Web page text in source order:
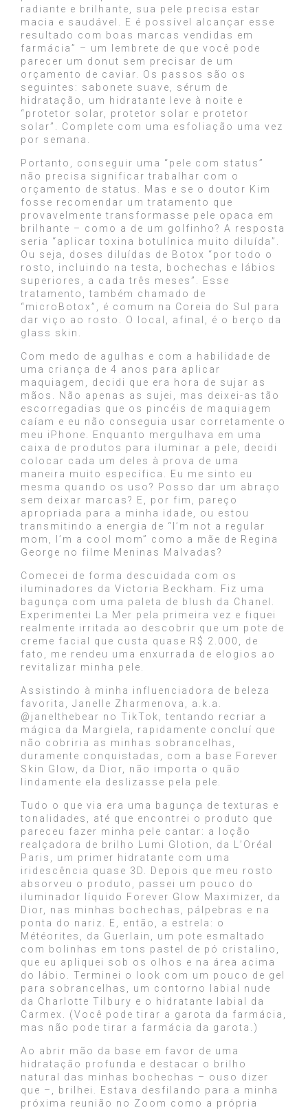
radiante e brilhante, sua pele precisa estar
macia e saudável. E é possível alcançar esse
resultado com boas marcas vendidas em
farmácia” – um lembrete de que você pode
parecer um donut sem precisar de um
orçamento de caviar. Os passos são os
seguintes: sabonete suave, sérum de
hidratação, um hidratante leve à noite e
“protetor solar, protetor solar e protetor
solar”. Complete com uma esfoliação uma vez
por semana.
Portanto, conseguir uma “pele com status”
não precisa significar trabalhar com o
orçamento de status. Mas e se o doutor Kim
fosse recomendar um tratamento que
provavelmente transformasse pele opaca em
brilhante – como a de um golfinho? A resposta
seria “aplicar toxina botulínica muito diluída”.
Ou seja, doses diluídas de Botox “por todo o
rosto, incluindo na testa, bochechas e lábios
superiores, a cada três meses”. Esse
tratamento, também chamado de
“microBotox”, é comum na Coreia do Sul para
dar viço ao rosto. O local, afinal, é o berço da
glass skin.
Com medo de agulhas e com a habilidade de
uma criança de 4 anos para aplicar
maquiagem, decidi que era hora de sujar as
mãos. Não apenas as sujei, mas deixei-as tão
escorregadias que os pincéis de maquiagem
caíam e eu não conseguia usar corretamente o
meu iPhone. Enquanto mergulhava em uma
caixa de produtos para iluminar a pele, decidi
colocar cada um deles à prova de uma
maneira muito específica. Eu me sinto eu
mesma quando os uso? Posso dar um abraço
sem deixar marcas? E, por fim, pareço
apropriada para a minha idade, ou estou
transmitindo a energia de “I’m not a regular
mom, I’m a cool mom” como a mãe de Regina
George no filme Meninas Malvadas?
Comecei de forma descuidada com os
iluminadores da Victoria Beckham. Fiz uma
bagunça com uma paleta de blush da Chanel.
Experimentei La Mer pela primeira vez e fiquei
realmente irritada ao descobrir que um pote de
creme facial que custa quase R$ 2.000, de
fato, me rendeu uma enxurrada de elogios ao
revitalizar minha pele.
Assistindo à minha influenciadora de beleza
favorita, Janelle Zharmenova, a.k.a.
@janelthebear no TikTok, tentando recriar a
mágica da Margiela, rapidamente concluí que
não cobriria as minhas sobrancelhas,
duramente conquistadas, com a base Forever
Skin Glow, da Dior, não importa o quão
lindamente ela deslizasse pela pele.
Tudo o que via era uma bagunça de texturas e
tonalidades, até que encontrei o produto que
pareceu fazer minha pele cantar: a loção
realçadora de brilho Lumi Glotion, da L’Oréal
Paris, um primer hidratante com uma
iridescência quase 3D. Depois que meu rosto
absorveu o produto, passei um pouco do
iluminador líquido Forever Glow Maximizer, da
Dior, nas minhas bochechas, pálpebras e na
ponta do nariz. E, então, a estrela: o
Météorites, da Guerlain, um pote esmaltado
com bolinhas em tons pastel de pó cristalino,
que eu apliquei sob os olhos e na área acima
do lábio. Terminei o look com um pouco de gel
para sobrancelhas, um contorno labial nude
da Charlotte Tilbury e o hidratante labial da
Carmex. (Você pode tirar a garota da farmácia,
mas não pode tirar a farmácia da garota.)
Ao abrir mão da base em favor de uma
hidratação profunda e destacar o brilho
natural das minhas bochechas – ouso dizer
que –, brilhei. Estava desfilando para a minha
próxima reunião no Zoom como a própria